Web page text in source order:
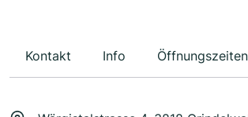
Kontakt Info Öffnungszeiten